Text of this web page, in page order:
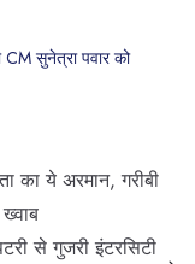
सुनेत्रा पवार को
का ये अरमान, गरीबी
से गुजरी इंटरसिटी